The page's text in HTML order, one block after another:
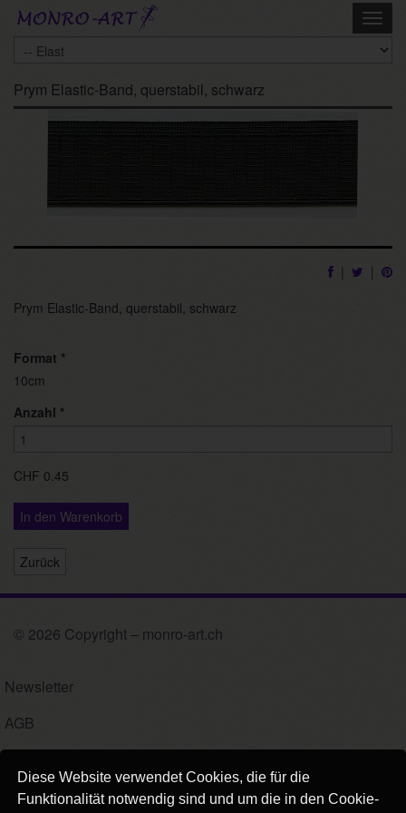
Diese Website verwendet Cookies, die für die
Funktionalität notwendig sind und um die in den Cookie-
Skip
Prym Elastic-Band, querstabil, schwarz
|
|
Prym Elastic-Band, querstabil, schwarz
Format *
10cm
Anzahl *
CHF 0.45
In den Warenkorb
Zurück
© 2026 Copyright – monro-art.ch
Newsletter
AGB
Versand